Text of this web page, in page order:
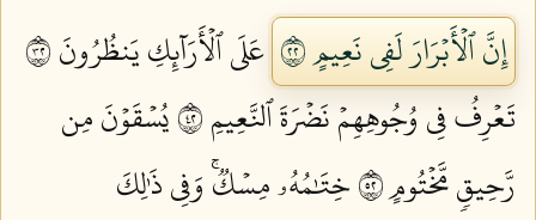
إِنَّ ٱلۡأَبۡرَارَ لَفِي نَعِيمٍ ٢٢
عَلَى ٱلۡأَرَآئِكِ يَنظُرُونَ ٢٣
تَعۡرِفُ فِي وُجُوهِهِمۡ نَضۡرَةَ ٱلنَّعِيمِ ٢٤
يُسۡقَوۡنَ مِن
رَّحِيقٖ مَّخۡتُومٍ ٢٥
خِتَٰمُهُۥ مِسۡكٞۚ وَفِي ذَٰلِكَ